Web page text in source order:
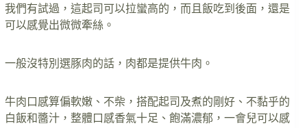
我們有試過，這起司可以拉蠻高的，而且飯吃到後面，還是
可以感覺出微微牽絲。
一般沒特別選豚肉的話，肉都是提供牛肉。
牛肉口感算偏軟嫩、不柴，搭配起司及煮的剛好、不黏乎的
白飯和醬汁，整體口感香氣十足、飽滿濃郁，一會兒可以感